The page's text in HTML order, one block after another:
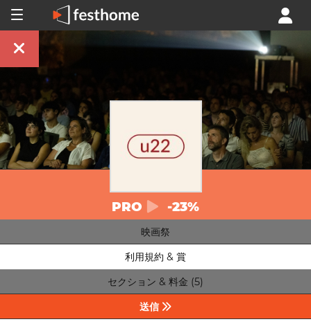
PRO -23%
映画祭
利用規約 & 賞
セクション & 料金 (5)
送信